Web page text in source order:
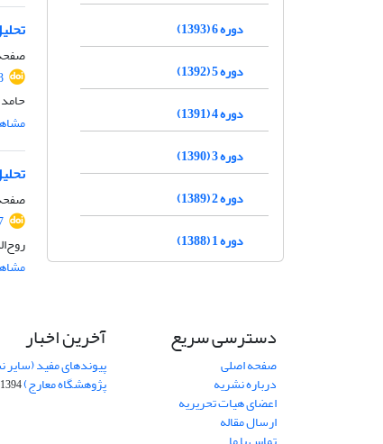
دوره 6 (1393)
دوره 5 (1392)
دوره 4 (1391)
دوره 3 (1390)
دوره 2 (1389)
دوره 1 (1388)
دسترسی سریع
صفحه اصلی
درباره نشریه
اعضای هیات تحریریه
ارسال مقاله
آخرین اخبار
پیوندهای مفید (سایر
پژوهشگاه معارج)1394-05-19